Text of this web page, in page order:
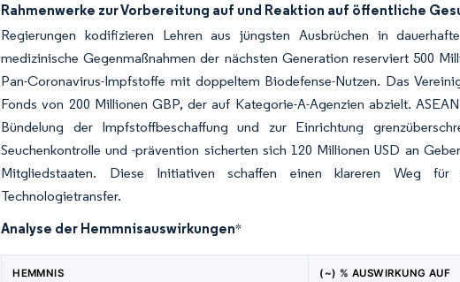
Rahmenwerke zur Vorbereitung auf und Reaktion auf öffentliche
Regierungen kodifizieren Lehren aus jüngsten Ausbrüchen in
medizinische Gegenmaßnahmen der nächsten Generation reserviert 500
Pan-Coronavirus-Impfstoffe mit doppeltem Biodefense-Nutzen. Das
Fonds von 200 Millionen GBP, der auf Kategorie-A-Agenzien abzielt.
Bündelung der Impfstoffbeschaffung und zur Einrichtung
Seuchenkontrolle und -prävention sicherten sich 120 Millionen USD an
Mitgliedstaaten. Diese Initiativen schaffen einen klareren Weg für
Technologietransfer.
Analyse der Hemmnisauswirkungen*
HEMMNIS (~) % AUSWIRKUNG AUF